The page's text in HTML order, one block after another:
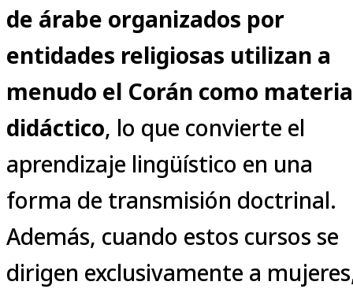
de árabe organizados por
entidades religiosas utilizan a
menudo el Corán como
didáctico, lo que convierte el
aprendizaje lingüístico en una
forma de transmisión doctrinal.
Además, cuando estos cursos se
dirigen exclusivamente a